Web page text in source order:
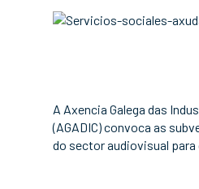
A Axencia Galega das
(AGADIC) convoca as
do sector audiovisual para